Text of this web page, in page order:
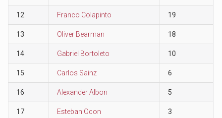
12 Franco Colapinto 19
13 Oliver Bearman 18
14 Gabriel Bortoleto 10
15 Carlos Sainz 6
16 Alexander Albon 5
17 Esteban Ocon 3